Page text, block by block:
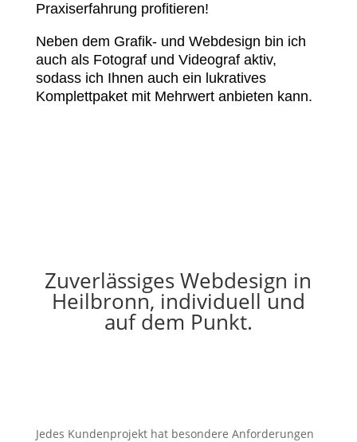
Praxiserfahrung profitieren!
Neben dem Grafik- und Webdesign bin ich
auch als Fotograf und Videograf aktiv,
sodass ich Ihnen auch ein lukratives
Komplettpaket mit Mehrwert anbieten kann.
Zuverlässiges Webdesign in
Heilbronn, individuell und
auf dem Punkt.
Jedes Kundenprojekt hat besondere Anforderungen